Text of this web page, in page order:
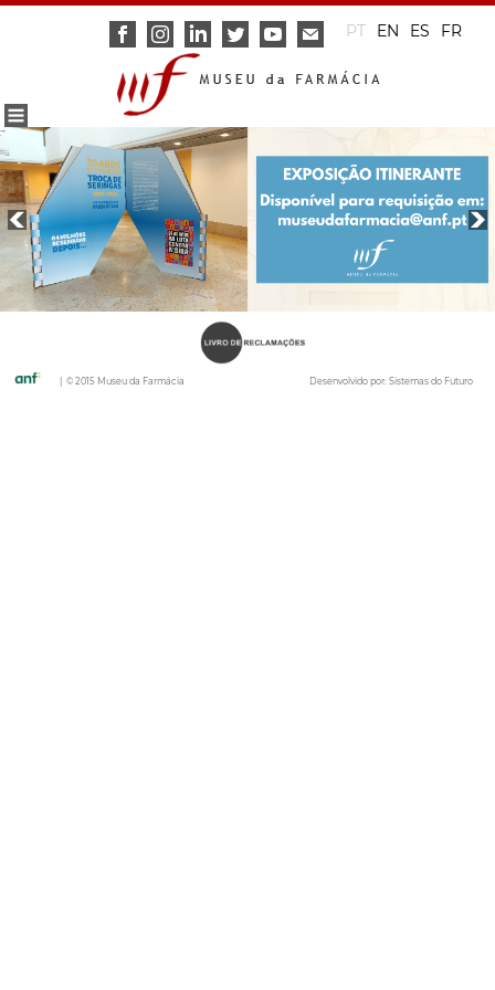
PT EN ES FR
| © 2015 Museu da Farmácia Desenvolvido por: Sistemas do Futuro